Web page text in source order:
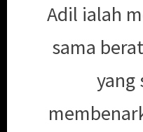
Adil ialah
sama
yang